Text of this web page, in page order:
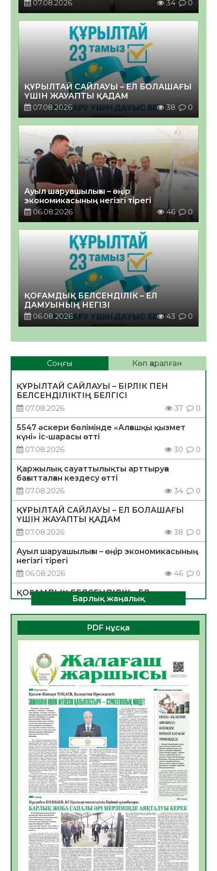
07.08.2026 34 0
ҚҰРЫЛТАЙ САЙЛАУЫ – ЕЛ БОЛАШАҒЫ
ҮШІН ЖАУАПТЫ ҚАДАМ
07.08.2026
38 0
Ауыл шаруашылығы – өңір
экономикасының негізгі тірегі
06.08.2026
46 0
ҚОҒАМДЫҚ БЕЛСЕНДІЛІК – ЕЛ
ДАМУЫНЫҢ НЕГІЗІ
06.08.2026
43 0
Соңғы Көп қаралған
ҚҰРЫЛТАЙ САЙЛАУЫ – БІРЛІК ПЕН
БЕЛСЕНДІЛІКТІҢ БЕЛГІСІ
07.08.2026
37 0
5547 әскери бөлімінде «Алғашқы қызмет
күні» іс-шарасы өтті
07.08.2026
30 0
Қаржылық сауаттылықты арттыруға
бағытталған кездесу өтті
07.08.2026
34 0
ҚҰРЫЛТАЙ САЙЛАУЫ – ЕЛ БОЛАШАҒЫ
ҮШІН ЖАУАПТЫ ҚАДАМ
07.08.2026
38 0
Ауыл шаруашылығы – өңір экономикасының
негізгі тірегі
06.08.2026
46 0
ҚОҒАМДЫҚ БЕЛСЕНДІЛІК – ЕЛ
ДАМУЫНЫҢ НЕГІЗІ
06.08.2026
43 0
ҚҰРЫЛТАЙ САЙЛАУЫ – БОЛАШАҚҚА
06.08.2026
Инфекциялық ауруларға қарсы иммундау
жұмыстарының тиімділігі
06.08.2026
48
Көкжөтел ауруы туралы
06.08.2026
44
АПВ вакцинасы туралы мәлімет
06.08.2026
43
Open Air: Қызылорда облысы полиция
департаменті 20 мыңнан астам
көрерменнің қауіпсіздігін қамтамасыз етті
06.08.2026
57
ҚЫЗЫЛОРДАДА «САНАЛЫ ҰРПАҚ –
ЖАРҚЫН БОЛАШАҚ» АТТЫ КЕҢЕЙТІЛГЕН
МӘЖІЛІС ӨТТІ
05.08.2026
57
Барлық жаңалық
PDF нұсқа